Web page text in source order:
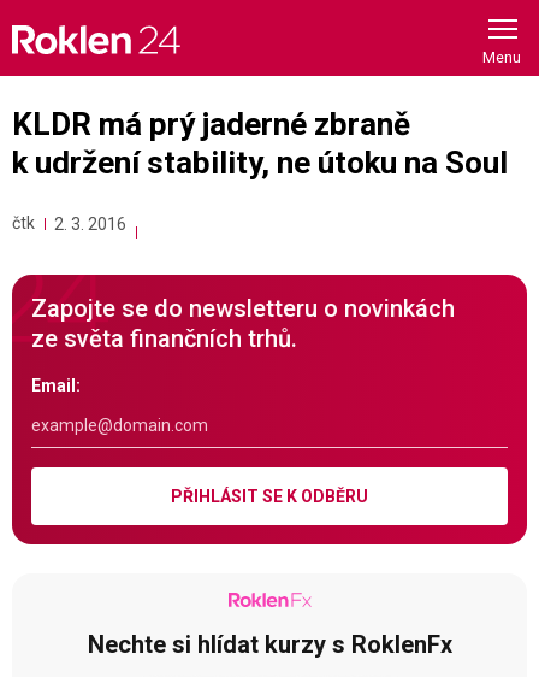
content
KLDR má prý jaderné zbraně
k udržení stability, ne útoku na Soul
čtk 2. 3. 2016
Zapojte se do newsletteru o novinkách
ze světa finančních trhů.
Email:
PŘIHLÁSIT SE K ODBĚRU
Nechte si hlídat kurzy s RoklenFx